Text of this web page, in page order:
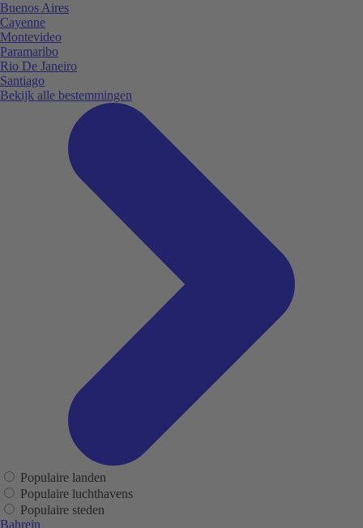
Buenos Aires
Cayenne
Montevideo
Paramaribo
Rio De Janeiro
Santiago
Bekijk alle bestemmingen
Populaire landen
Populaire luchthavens
Populaire steden
Bahrein